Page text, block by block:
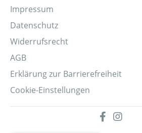
Impressum
Datenschutz
Widerrufsrecht
AGB
Erklärung zur Barrierefreiheit
Cookie-Einstellungen